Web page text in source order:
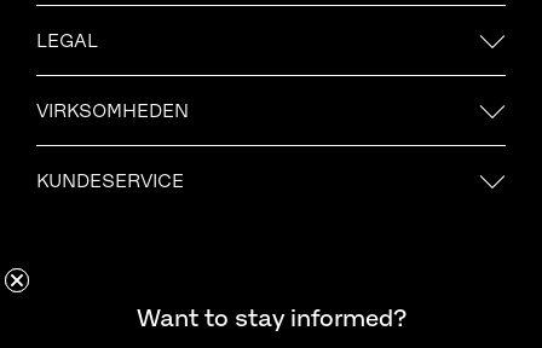
LEGAL
VIRKSOMHEDEN
KUNDESERVICE
Hold dig opdateret
Want to stay informed?